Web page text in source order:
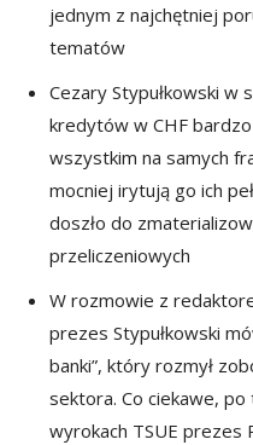
jednym z najchętniej
tematów
Cezary Stypułkowski w
kredytów w CHF
wszystkim na samych
mocniej irytują go ich
doszło do
przeliczeniowych
W rozmowie z
prezes Stypułkowski
banki”, który rozmył
sektora. Co ciekawe,
wyrokach TSUE prezes